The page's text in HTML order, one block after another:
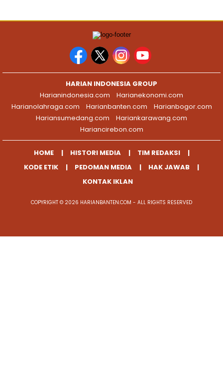
HARIAN INDONESIA GROUP
Harianindonesia.com
Harianekonomi.com
Harianolahraga.com
Harianbanten.com
Harianbogor.com
Hariansumedang.com
Hariankarawang.com
Hariancirebon.com
HOME HISTORI MEDIA
TIM REDAKSI
KODE ETIK
PEDOMAN MEDIA
HAK JAWAB
KONTAK IKLAN
COPYRIGHT © 2026 HARIANBANTEN.COM - ALL RIGHTS RESERVED